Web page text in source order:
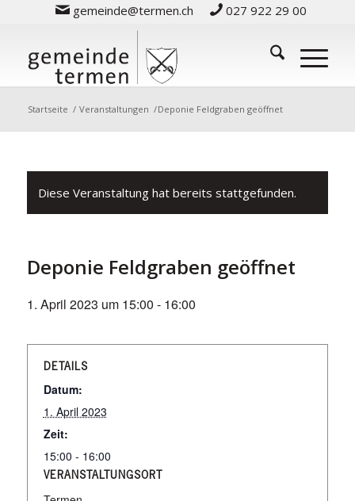
gemeinde@termen.ch 027 922 29 00
Startseite / Veranstaltungen /Deponie Feldgraben geöffnet
Diese Veranstaltung hat bereits stattgefunden.
Deponie Feldgraben geöffnet
1. April 2023 um 15:00 - 16:00
DETAILS
Datum:
1. April 2023
Zeit:
15:00 - 16:00
VERANSTALTUNGSORT